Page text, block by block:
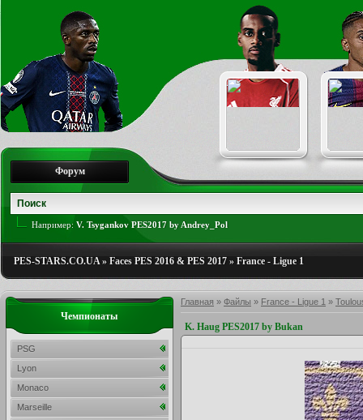
Форум
Например: V. Tsygankov PES2017 by Andrey_Pol
PES-STARS.CO.UA» Faces PES 2016 & PES 2017 » France - Ligue 1
Главная » Файлы » France - Ligue 1 »
K. Haug PES2017 by Bukan
Чемпионаты
PSG
Lyon
Monaco
Marseille